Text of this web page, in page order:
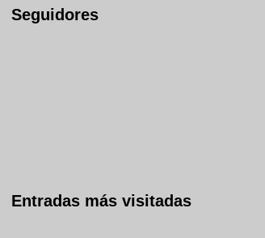
Seguidores
Entradas más visitadas